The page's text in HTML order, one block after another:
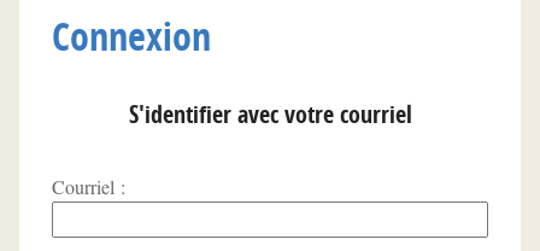
Connexion
S'identifier avec votre courriel
Courriel :